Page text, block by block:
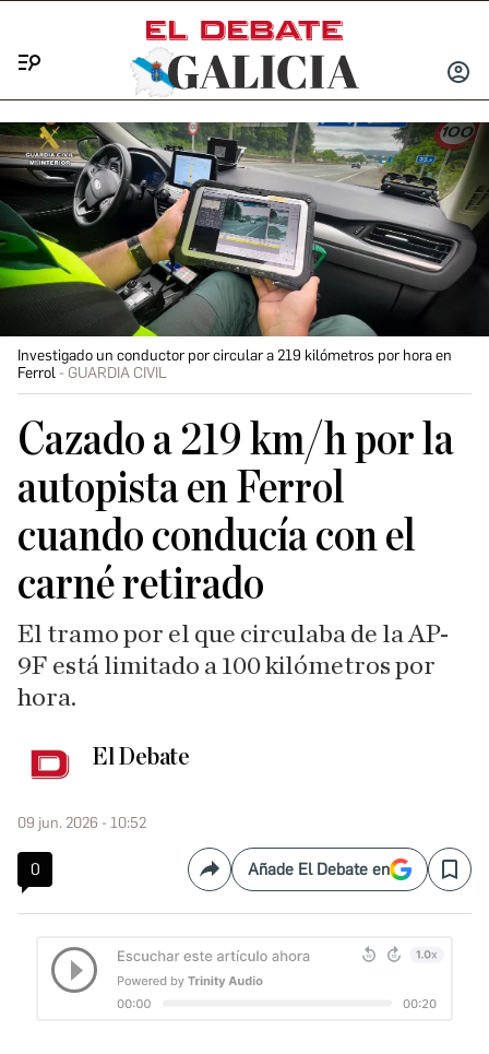
INICIAR
Investigado un conductor por circular a 219 kilómetros por hora en
Ferrol
GUARDIA CIVIL
Cazado a 219 km/h por la
autopista en Ferrol
cuando conducía con el
carné retirado
El tramo por el que circulaba de la AP-
9F está limitado a 100 kilómetros por
hora.
El Debate
09 jun. 2026 - 10:52
0 CompartirAñade El Debate en Save